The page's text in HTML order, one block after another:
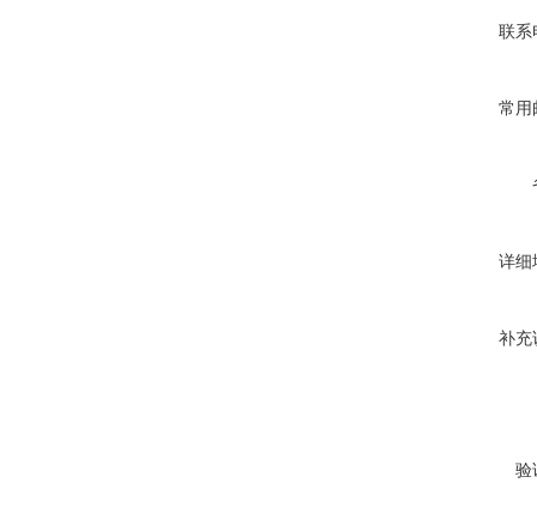
联系
常用
详细
补充
验